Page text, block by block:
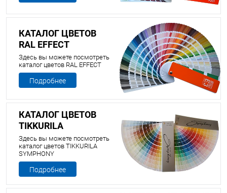
КАТАЛОГ ЦВЕТОВ
RAL EFFECT
Здесь вы можете посмотреть
каталог цветов RAL EFFECT
Подробнее
КАТАЛОГ ЦВЕТОВ
TIKKURILA
SYMPHONY
Здесь вы можете посмотреть
каталог цветов TIKKURILA
SYMPHONY
Подробнее